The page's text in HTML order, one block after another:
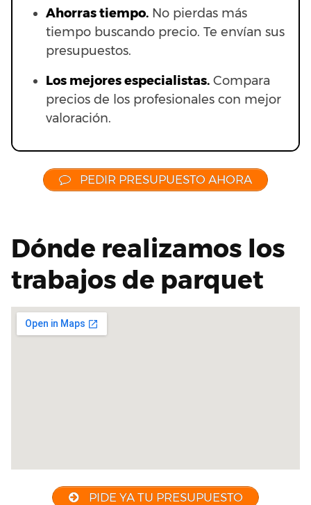
Ahorras tiempo. No pierdas más
tiempo buscando precio. Te envían sus
presupuestos.
Los mejores especialistas. Compara
precios de los profesionales con mejor
valoración.
PEDIR PRESUPUESTO AHORA
Dónde realizamos los
trabajos de parquet
PIDE YA TU PRESUPUESTO